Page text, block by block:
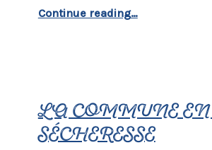
Continue reading…
LA COMMUNE EN
SÉCHERESSE